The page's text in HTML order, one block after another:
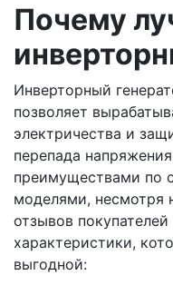
Почему
Инверторный
позволяет
электричества и
перепада
преимуществами по
моделями, несмотря
отзывов
характеристики,
выгодной: